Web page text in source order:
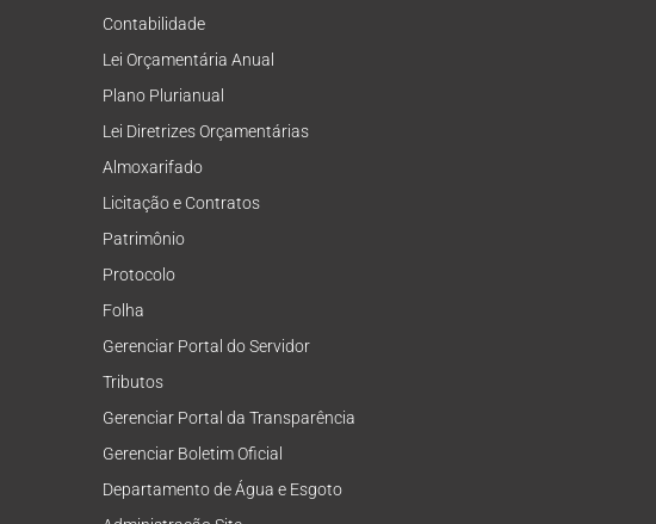
Contabilidade
Lei Orçamentária Anual
Plano Plurianual
Lei Diretrizes Orçamentárias
Almoxarifado
Licitação e Contratos
Patrimônio
Protocolo
Folha
Gerenciar Portal do Servidor
Tributos
Gerenciar Portal da Transparência
Gerenciar Boletim Oficial
Departamento de Água e Esgoto